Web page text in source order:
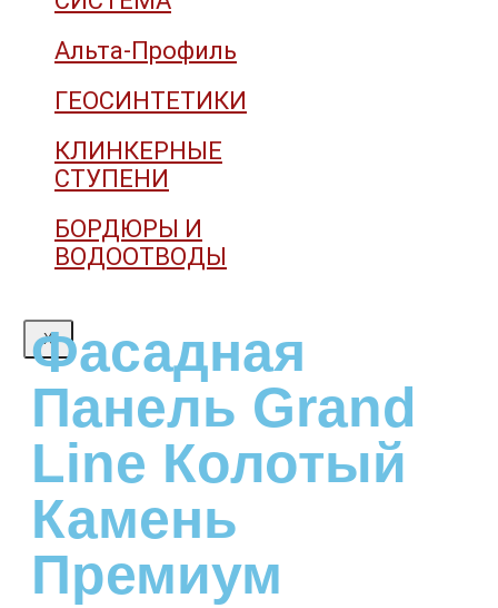
Альта-Профиль
ГЕОСИНТЕТИКИ
КЛИНКЕРНЫЕ
СТУПЕНИ
БОРДЮРЫ И
ВОДООТВОДЫ
X
Фасадная
Панель Grand
Line Колотый
Камень
Премиум